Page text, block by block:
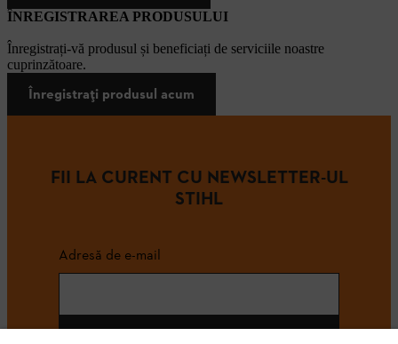
ÎNREGISTRAREA PRODUSULUI
Înregistrați-vă produsul și beneficiați de serviciile noastre
cuprinzătoare.
Înregistrați produsul acum
FII LA CURENT CU NEWSLETTER-UL
STIHL
Adresă de e-mail